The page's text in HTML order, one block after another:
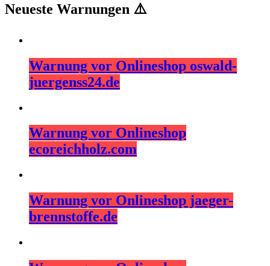
Neueste Warnungen ⚠️
Warnung vor Onlineshop oswald-
juergenss24.de
Warnung vor Onlineshop
ecoreichholz.com
Warnung vor Onlineshop jaeger-
brennstoffe.de